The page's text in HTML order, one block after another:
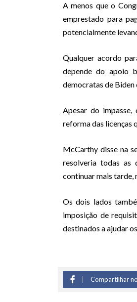
A menos que o
emprestado para
potencialmente
Qualquer acordo
depende do apoio
democratas de Biden
Apesar do
reforma das licenças
McCarthy disse na
resolveria todas as
continuar mais tarde,
Os dois lados
imposição de
destinados a ajudar
Compartilhar